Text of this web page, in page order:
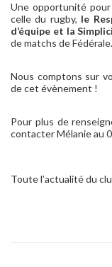
Une opportunité
celle du rugby, le
d’équipe et la
de matchs de Fédérale.
Nous comptons sur
de cet évènement !
Pour plus de
contacter Mélanie au
Toute l’actualité du